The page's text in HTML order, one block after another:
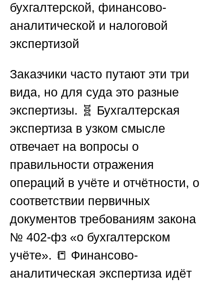
бухгалтерской, финансово-
аналитической и налоговой
экспертизой
Заказчики часто путают эти три
вида, но для суда это разные
экспертизы. 🧬 Бухгалтерская
экспертиза в узком смысле
отвечает на вопросы о
правильности отражения
операций в учёте и отчётности, о
соответствии первичных
документов требованиям закона
№ 402-фз «о бухгалтерском
учёте». 📒 Финансово-
аналитическая экспертиза идёт